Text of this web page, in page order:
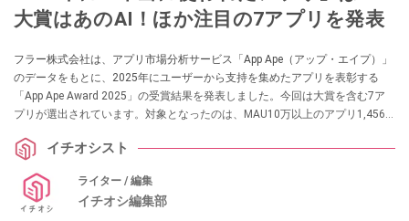
大賞はあのAI！ほか注目の7アプリを発表
フラー株式会社は、アプリ市場分析サービス「App Ape（アップ・エイプ）」
のデータをもとに、2025年にユーザーから支持を集めたアプリを表彰する
「App Ape Award 2025」の受賞結果を発表しました。今回は大賞を含む7ア
プリが選出されています。対象となったのは、MAU10万以上のアプリ1,456
ィブ率、ストアレビュー評価などをスコア化し、定量的に分析・比較したう
やDX、地域密着型アプリなど、多彩な分野から注目のアプリが名を連ねてい
ます。
イチオシスト
ライター / 編集
イチオシ編集部